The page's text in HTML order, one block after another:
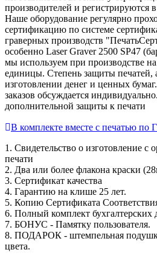
производителей и регистрируются в
Наше оборудование регулярно
сертификацию по системе
граверных производств
особенно Laser Graver 2500 SP47
мы используем при производстве
единицы. Степень защиты печатей,
изготовлении денег и ценных
заказов обсуждается
дополнительной защиты к печати
В комплекте вместе с печатью
1. Свидетельство о изготовление с
печати
2. Два или более флакона краски
3. Сертификат качества
4. Гарантию на клише 25 лет.
5. Копию Сертификата
6. Полный комплект бухгалтерских
7. БОНУС - Памятку пользователя.
8. ПОДАРОК - штемпельная
цвета.